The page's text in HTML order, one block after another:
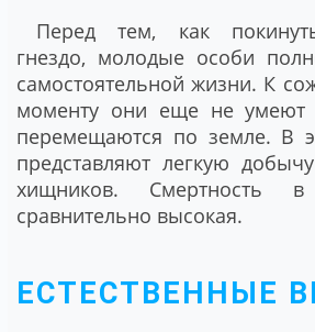
Перед тем, как
гнездо, молодые особи
самостоятельной жизни. К
моменту они еще не умеют
перемещаются по земле. В
представляют легкую
хищников. Смертность
сравнительно высокая.
ЕСТЕСТВЕННЫЕ